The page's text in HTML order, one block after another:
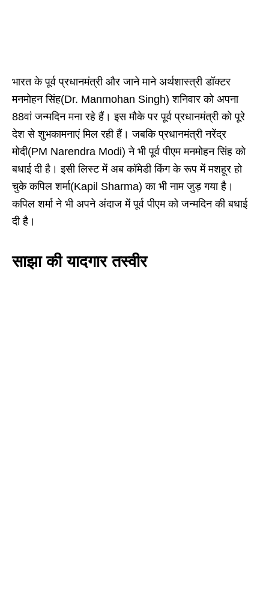
भारत के पूर्व प्रधानमंत्री और जाने माने अर्थशास्त्री डॉक्टर
मनमोहन सिंह(Dr. Manmohan Singh) शनिवार को अपना
88वां जन्मदिन मना रहे हैं। इस मौके पर पूर्व प्रधानमंत्री को पूरे
देश से शुभकामनाएं मिल रही हैं। जबकि प्रधानमंत्री नरेंद्र
मोदी(PM Narendra Modi) ने भी पूर्व पीएम मनमोहन सिंह को
बधाई दी है। इसी लिस्ट में अब कॉमेडी किंग के रूप में मशहूर हो
चुके कपिल शर्मा(Kapil Sharma) का भी नाम जुड़ गया है।
कपिल शर्मा ने भी अपने अंदाज में पूर्व पीएम को जन्मदिन की बधाई
दी है।
साझा की यादगार तस्वीर